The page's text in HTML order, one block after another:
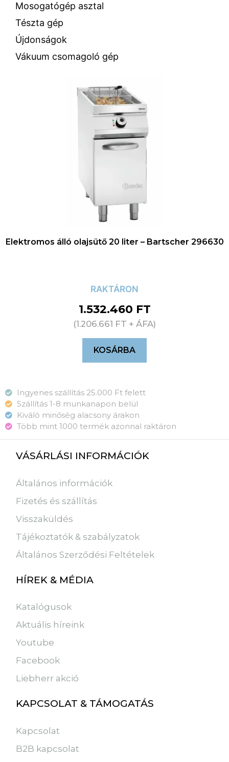
Mosogatógép asztal
Tészta gép
Újdonságok
Vákuum csomagoló gép
Elektromos álló olajsütő 20 liter – Bartscher 296630
RAKTÁRON
1.532.460 FT
(1.206.661 FT + ÁFA)
KOSÁRBA
Ingyenes szállítás 25.000 Ft felett
Szállítás 1-8 munkanapon belül
Kiváló minőség alacsony árakon
Több mint 1000 termék azonnal raktáron
VÁSÁRLÁSI INFORMÁCIÓK
Általános információk
Fizetés és szállítás
Visszaküldés
Tájékoztatók & szabályzatok
Általános Szerződési Feltételek
HÍREK & MÉDIA
Katalógusok
Aktuális híreink
Youtube
Facebook
Liebherr akció
KAPCSOLAT & TÁMOGATÁS
Kapcsolat
B2B kapcsolat